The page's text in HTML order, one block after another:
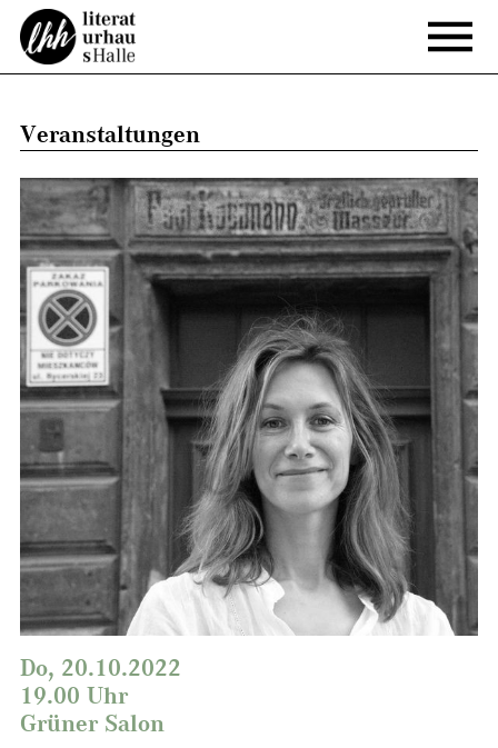
Veranstaltungen
Do, 20.10.2022
19.00 Uhr
Grüner Salon